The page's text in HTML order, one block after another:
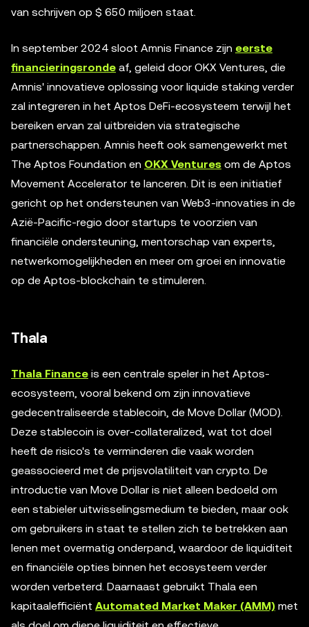
van schrijven op $ 650 miljoen staat.
In september 2024 sloot Amnis Finance zijn eerste
financieringsronde af, geleid door OKX Ventures, die
Amnis' innovatieve oplossing voor liquide staking verder
zal integreren in het Aptos DeFi-ecosysteem terwijl het
bereiken ervan zal uitbreiden via strategische
partnerschappen. Amnis heeft ook samengewerkt met
The Aptos Foundation en OKX Ventures om de Aptos
Movement Accelerator te lanceren. Dit is een initiatief
gericht op het ondersteunen van Web3-innovaties in de
Azië-Pacific-regio door startups te voorzien van
financiële ondersteuning, mentorschap van experts,
netwerkomogelijkheden en meer om groei en innovatie
op de Aptos-blockchain te stimuleren.
Thala
Thala Finance is een centrale speler in het Aptos-
ecosysteem, vooral bekend om zijn innovatieve
gedecentraliseerde stablecoin, de Move Dollar (MOD).
Deze stablecoin is over-collateralized, wat tot doel
heeft de risico's te verminderen die vaak worden
geassocieerd met de prijsvolatiliteit van crypto. De
introductie van Move Dollar is niet alleen bedoeld om
een stabieler uitwisselingsmedium te bieden, maar ook
om gebruikers in staat te stellen zich te betrekken aan
lenen met overmatig onderpand, waardoor de liquiditeit
en financiële opties binnen het ecosysteem verder
worden verbeterd. Daarnaast gebruikt Thala een
kapitaalefficiënt Automated Market Maker (AMM) met